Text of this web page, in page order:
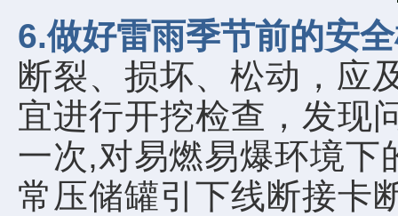
6.做好雷雨季节前的安
断裂、损坏、松动，应
宜进行开挖检查，发现
一次,对易燃易爆环境下
常压储罐引下线断接卡